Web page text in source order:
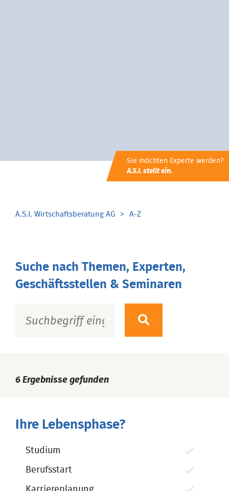
Sie möchten Experte werden?
A.S.I. stellt ein.
A.S.I. Wirtschaftsberatung AG A-Z
Suche nach Themen, Experten,
Geschäftsstellen & Seminaren
6 Ergebnisse gefunden
Ihre Lebensphase?
Studium
Berufsstart